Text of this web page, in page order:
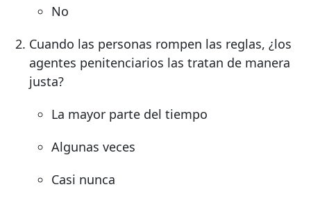
No
Cuando las personas rompen las reglas, ¿los
agentes penitenciarios las tratan de manera
justa?
La mayor parte del tiempo
Algunas veces
Casi nunca